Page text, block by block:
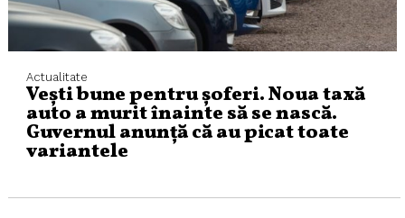
Actualitate
Vești bune pentru șoferi. Noua taxă
auto a murit înainte să se nască.
Guvernul anunță că au picat toate
variantele